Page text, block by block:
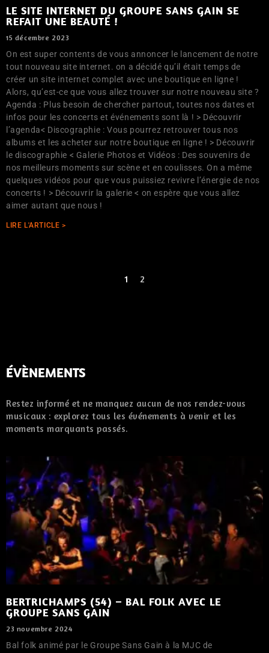
LE SITE INTERNET DU GROUPE SANS GAIN SE
REFAIT UNE BEAUTÉ !
15 décembre 2023
On est super contents de vous annoncer le lancement de notre
tout nouveau site internet. on a décidé qu’il était temps de
créer un site internet complet avec une boutique en ligne !
Alors, qu’est-ce que vous allez trouver sur notre nouveau site ?
Agenda : Plus besoin de chercher partout, toutes nos dates et
infos pour les concerts et événements sont là ! > Découvrir
l’agenda< Discographie : Vous pourrez retrouver tous nos
albums et les acheter sur notre boutique en ligne ! > Découvrir
le discographie < Galerie Photos et Vidéos : Des souvenirs de
nos meilleurs moments sur scène et en coulisses. On a même
quelques vidéos pour que vous puissiez revivre l’énergie de nos
concerts ! > Découvrir la galerie < on espère que vous allez
aimer autant que nous !
LIRE L'ARTICLE >
1 2
ÉVÈNEMENTS
Restez informé et ne manquez aucun de nos rendez-vous
musicaux : explorez tous les événements à venir et les
moments marquants passés.
BERTRICHAMPS (54) – BAL FOLK AVEC LE
GROUPE SANS GAIN
23 novembre 2024
Bal folk animé par le Groupe Sans Gain à la MJC de